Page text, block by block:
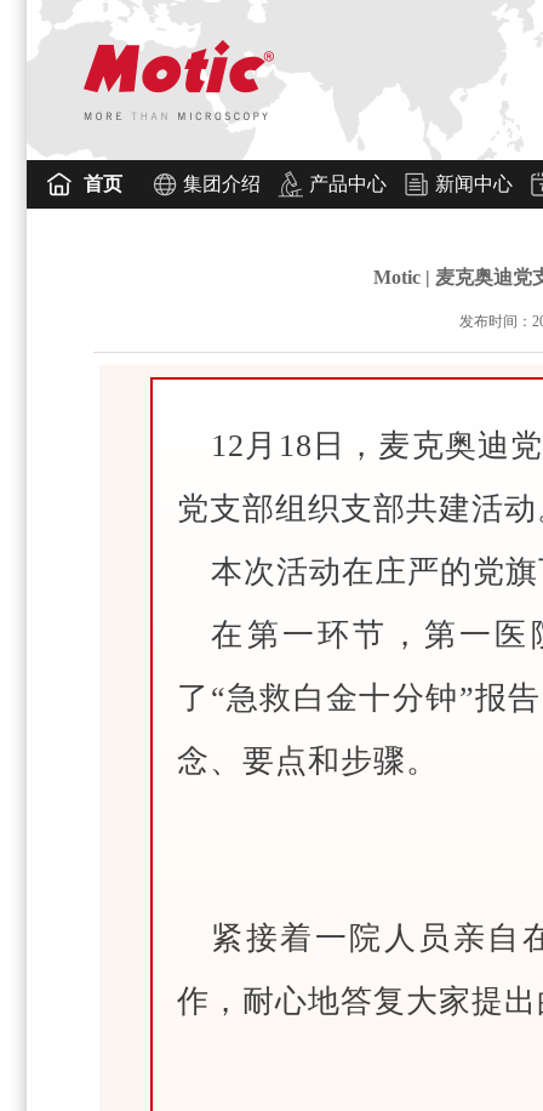
首页 集团介绍 产品中心 新闻中心
Motic | 麦克奥迪
发布时间：
12月18日，麦克奥迪
党支部组织支部共建活
本次活动在庄严的党
在第一环节，第一医
了“急救白金十分钟”报
念、要点和步骤。
紧接着一院人员亲自
作，耐心地答复大家提